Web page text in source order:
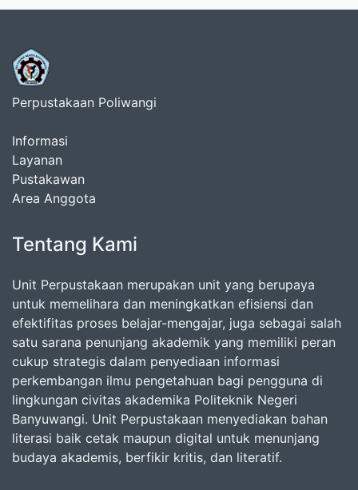
Perpustakaan Poliwangi
Informasi
Layanan
Pustakawan
Area Anggota
Tentang Kami
Unit Perpustakaan merupakan unit yang berupaya
untuk memelihara dan meningkatkan efisiensi dan
efektifitas proses belajar-mengajar, juga sebagai salah
satu sarana penunjang akademik yang memiliki peran
cukup strategis dalam penyediaan informasi
perkembangan ilmu pengetahuan bagi pengguna di
lingkungan civitas akademika Politeknik Negeri
Banyuwangi. Unit Perpustakaan menyediakan bahan
literasi baik cetak maupun digital untuk menunjang
budaya akademis, berfikir kritis, dan literatif.